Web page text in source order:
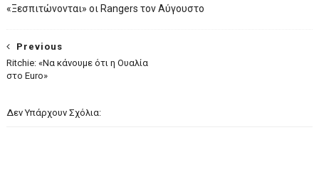
«Ξεσπιτώνονται» οι Rangers τον Αύγουστο
Previous
Ritchie: «Να κάνουμε ότι η Ουαλία
στο Euro»
Δεν Υπάρχουν Σχόλια: